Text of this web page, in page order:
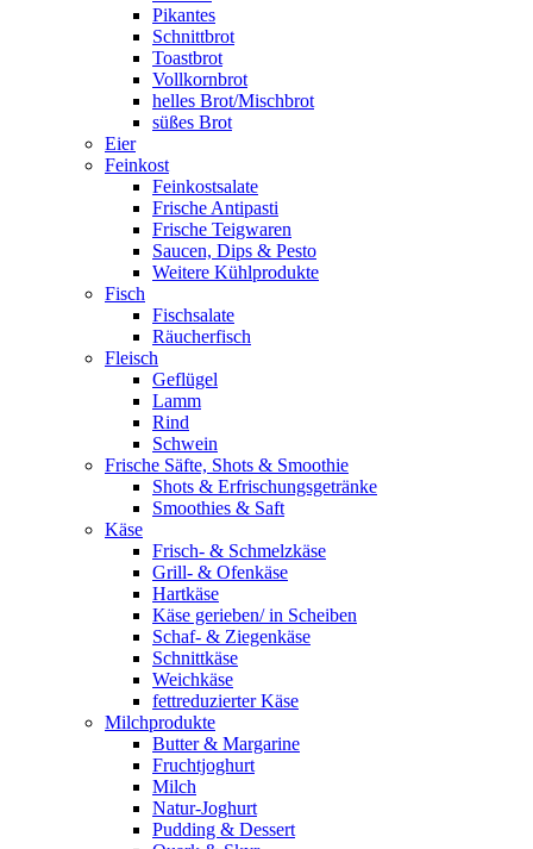
Pikantes
Schnittbrot
Toastbrot
Vollkornbrot
helles Brot/Mischbrot
süßes Brot
Eier
Feinkost
Feinkostsalate
Frische Antipasti
Frische Teigwaren
Saucen, Dips & Pesto
Weitere Kühlprodukte
Fisch
Fischsalate
Räucherfisch
Fleisch
Geflügel
Lamm
Rind
Schwein
Frische Säfte, Shots & Smoothie
Shots & Erfrischungsgetränke
Smoothies & Saft
Käse
Frisch- & Schmelzkäse
Grill- & Ofenkäse
Hartkäse
Käse gerieben/ in Scheiben
Schaf- & Ziegenkäse
Schnittkäse
Weichkäse
fettreduzierter Käse
Milchprodukte
Butter & Margarine
Fruchtjoghurt
Milch
Natur-Joghurt
Pudding & Dessert